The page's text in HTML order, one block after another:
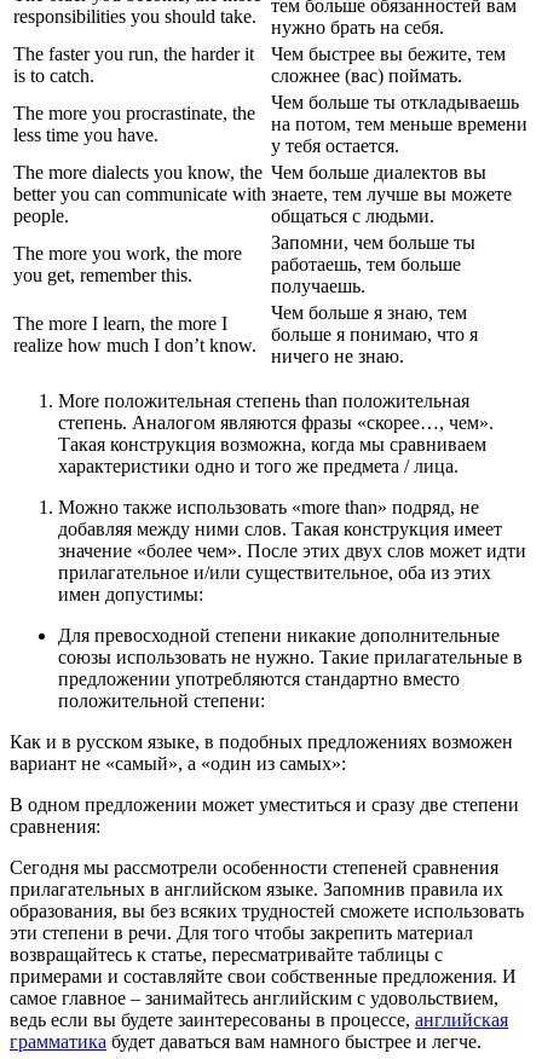
responsibilities you should take.
тем больше обязанностей вам
нужно брать на себя.
The faster you run, the harder it
is to catch.
Чем быстрее вы бежите, тем
сложнее (вас) поймать.
The more you procrastinate, the
less time you have.
Чем больше ты откладываешь
на потом, тем меньше времени
у тебя остается.
The more dialects you know, the
better you can communicate with
people.
Чем больше диалектов вы
знаете, тем лучше вы можете
общаться с людьми.
The more you work, the more
you get, remember this.
Запомни, чем больше ты
работаешь, тем больше
получаешь.
The more I learn, the more I
realize how much I don’t know.
Чем больше я знаю, тем
больше я понимаю, что я
ничего не знаю.
More положительная степень than положительная
степень. Аналогом являются фразы «скорее…, чем».
Такая конструкция возможна, когда мы сравниваем
характеристики одно и того же предмета / лица.
Можно также использовать «more than» подряд, не
добавляя между ними слов. Такая конструкция имеет
значение «более чем». После этих двух слов может идти
прилагательное и/или существительное, оба из этих
имен допустимы:
Для превосходной степени никакие дополнительные
союзы использовать не нужно. Такие прилагательные в
предложении употребляются стандартно вместо
положительной степени:
Как и в русском языке, в подобных предложениях возможен
вариант не «самый», а «один из самых»:
В одном предложении может уместиться и сразу две степени
сравнения:
Сегодня мы рассмотрели особенности степеней сравнения
прилагательных в английском языке. Запомнив правила их
образования, вы без всяких трудностей сможете использовать
эти степени в речи. Для того чтобы закрепить материал
возвращайтесь к статье, пересматривайте таблицы с
примерами и составляйте свои собственные предложения. И
самое главное – занимайтесь английским с удовольствием,
ведь если вы будете заинтересованы в процессе, английская
грамматика будет даваться вам намного быстрее и легче.